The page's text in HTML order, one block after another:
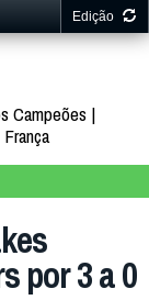
Edição
Campeões
França
por 3 a 0